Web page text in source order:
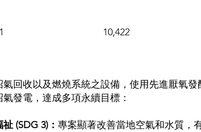
10,422
回收以及燃燒系統之設備，使用先進厭氧發
發電，達成多項永續目標：
(SDG 3)： 專案顯著改善當地空氣和水質，